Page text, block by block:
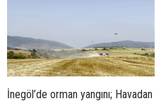
İnegöl’de orman yangını; Havadan